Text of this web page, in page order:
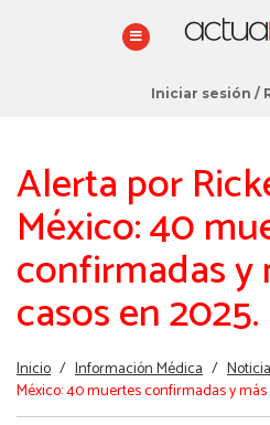
Iniciar sesión /
Alerta por
México: 40
confirmadas y
casos en 2025.
Estás
aquí
Inicio / Información Médica /
México: 40 muertes confirmadas y más